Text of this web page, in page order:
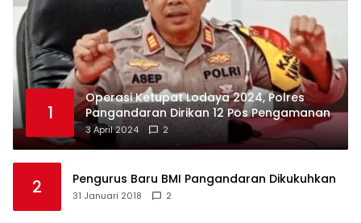
1
Operasi Ketupat Lodaya 2024, Polres
Pangandaran Dirikan 12 Pos Pengamanan
3 April 2024 2
2 Pengurus Baru BMI Pangandaran Dikukuhkan
31 Januari 2018 2